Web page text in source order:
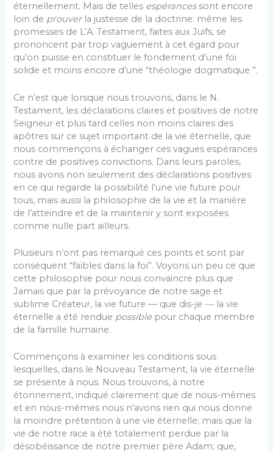
éternellement. Mais de telles espérances sont encore
loin de prouver la justesse de la doctrine: même les
promesses de L’A. Testament, faites aux Juifs, se
prononcent par trop vaguement à cet égard pour
qu’on puisse en constituer le fondement d’une foi
solide et moins encore d’une “théologie dogmatique ”.
Ce n’est que lorsque nous trouvons, dans le N.
Testament, les déclarations claires et positives de notre
Seigneur et plus tard celles non moins claires des
apôtres sur ce sujet important de la vie éternelle, que
nous commençons à échanger ces vagues espérances
contre de positives con­victions. Dans leurs paroles,
nous avons non seulement des déclarations positives
en ce qui regarde la possibilité l’une vie future pour
tous, mais aussi la philosophie de la vie et la manière
de l’atteindre et de la maintenir y sont exposées
comme nulle part ailleurs.
Plusieurs n’ont pas remarqué ces points et sont par
conséquent “faibles dans la foi”. Voyons un peu ce que
cette philosophie pour nous convaincre plus que
Jamais que par la prévoyance de notre sage et
sublime Créateur, la vie future — que dis-je — la vie
éternelle a été rendue possible pour chaque membre
de la famille humaine.
Commençons à examiner les conditions sous
lesquelles, dans le Nouveau Testament, la vie éternelle
se présente à nous. Nous trouvons, à notre
étonnement, indiqué clairement que de nous-mêmes
et en nous-mêmes nous n’avons rien qui nous donne
la moindre prétention à une vie éternelle; mais que la
vie de notre race a été totalement perdue par la
désobéissance de notre premier père Adam; que,